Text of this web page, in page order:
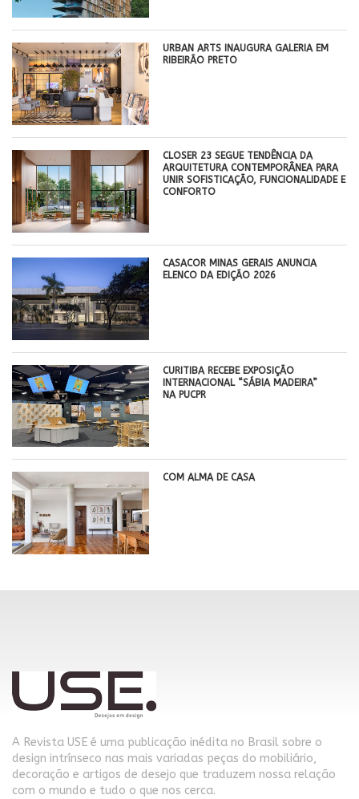
​URBAN ARTS INAUGURA GALERIA EM
RIBEIRÃO PRETO
CLOSER 23 SEGUE TENDÊNCIA DA
ARQUITETURA CONTEMPORÂNEA PARA
UNIR SOFISTICAÇÃO, FUNCIONALIDADE E
CONFORTO
CASACOR MINAS GERAIS ANUNCIA
ELENCO DA EDIÇÃO 2026
CURITIBA RECEBE EXPOSIÇÃO
INTERNACIONAL “SÁBIA MADEIRA”
NA PUCPR
COM ALMA DE CASA
A Revista USE é uma publicação inédita no Brasil sobre o
design intrínseco nas mais variadas peças do mobiliário,
decoração e artigos de desejo que traduzem nossa relação
com o mundo e tudo o que nos cerca.